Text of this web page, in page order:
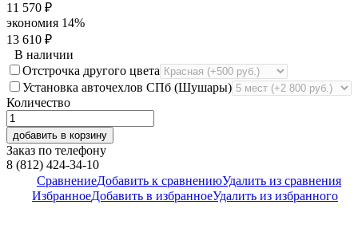
11 570 ₽
экономия 14%
13 610 ₽
В наличии
Отстрочка другого цвета
Установка авточехлов СПб (Шушары)
Количество
добавить в корзину
Заказ по телефону
8 (812) 424-34-10
СравнениеДобавить к сравнениюУдалить из сравнения
ИзбранноеДобавить в избранноеУдалить из избранного